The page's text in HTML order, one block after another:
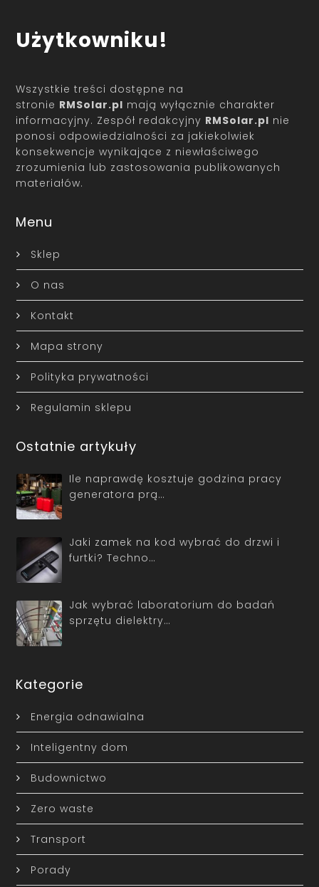
Użytkowniku!
Wszystkie treści dostępne na
stronie RMSolar.pl mają wyłącznie charakter
informacyjny. Zespół redakcyjny RMSolar.pl nie
ponosi odpowiedzialności za jakiekolwiek
konsekwencje wynikające z niewłaściwego
zrozumienia lub zastosowania publikowanych
materiałów.
Menu
Sklep
O nas
Kontakt
Mapa strony
Polityka prywatności
Regulamin sklepu
Ostatnie artykuły
Ile naprawdę kosztuje godzina pracy
generatora prą…
Jaki zamek na kod wybrać do drzwi i
furtki? Techno…
Jak wybrać laboratorium do badań
sprzętu dielektry…
Kategorie
Energia odnawialna
Inteligentny dom
Budownictwo
Zero waste
Transport
Porady